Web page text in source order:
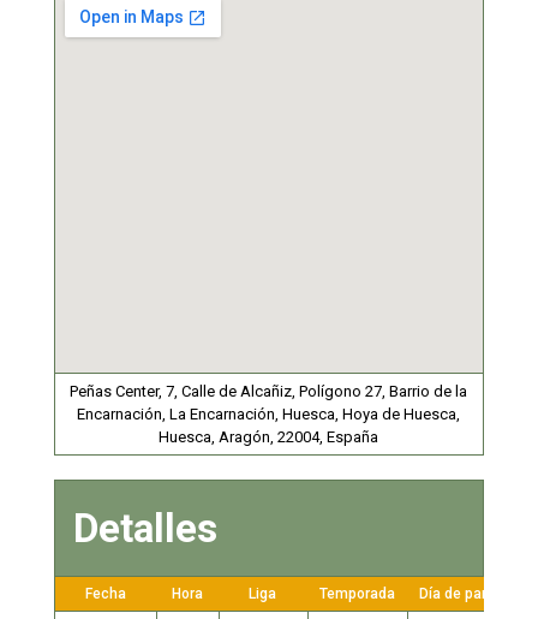
Peñas Center, 7, Calle de Alcañiz, Polígono 27, Barrio de la
Encarnación, La Encarnación, Huesca, Hoya de Huesca,
Huesca, Aragón, 22004, España
Detalles
Fecha Hora Liga Temporada Día de partido